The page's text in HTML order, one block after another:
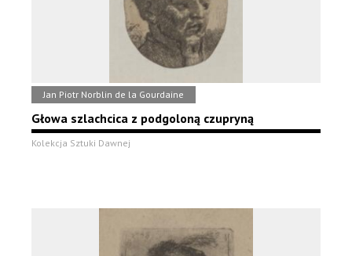
Jan Piotr Norblin de la Gourdaine
Głowa szlachcica z podgoloną czupryną
Kolekcja Sztuki Dawnej